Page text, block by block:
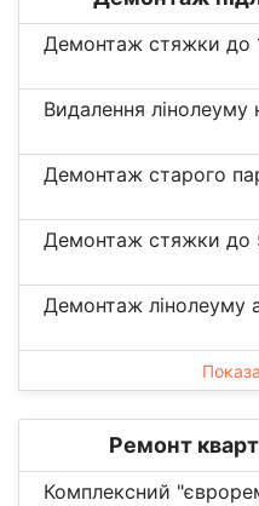
Демонтаж стяжки до
Видалення лінолеуму
Демонтаж старого
Демонтаж стяжки до
Демонтаж лінолеуму
Ремонт
Комплексний